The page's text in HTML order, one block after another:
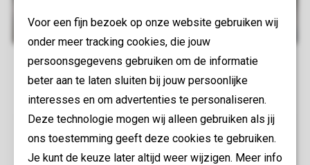
Voor een fijn bezoek op onze website gebruiken wij
onder meer tracking cookies, die jouw
persoonsgegevens gebruiken om de informatie
beter aan te laten sluiten bij jouw persoonlijke
interesses en om advertenties te personaliseren.
Deze technologie mogen wij alleen gebruiken als jij
ons toestemming geeft deze cookies te gebruiken.
Je kunt de keuze later altijd weer wijzigen. Meer info